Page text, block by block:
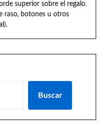
superior sobre el regalo.
raso, botones u otros
Buscar